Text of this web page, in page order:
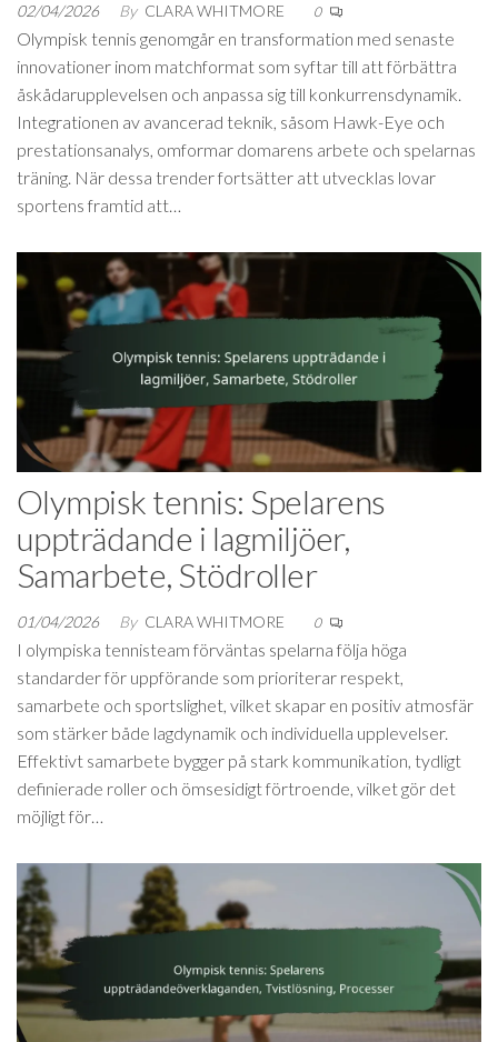
02/04/2026 By CLARA WHITMORE 0
Olympisk tennis genomgår en transformation med senaste
innovationer inom matchformat som syftar till att förbättra
åskådarupplevelsen och anpassa sig till konkurrensdynamik.
Integrationen av avancerad teknik, såsom Hawk-Eye och
prestationsanalys, omformar domarens arbete och spelarnas
träning. När dessa trender fortsätter att utvecklas lovar
sportens framtid att…
Olympisk tennis: Spelarens
uppträdande i lagmiljöer,
Samarbete, Stödroller
01/04/2026 By CLARA WHITMORE 0
I olympiska tennisteam förväntas spelarna följa höga
standarder för uppförande som prioriterar respekt,
samarbete och sportslighet, vilket skapar en positiv atmosfär
som stärker både lagdynamik och individuella upplevelser.
Effektivt samarbete bygger på stark kommunikation, tydligt
definierade roller och ömsesidigt förtroende, vilket gör det
möjligt för…